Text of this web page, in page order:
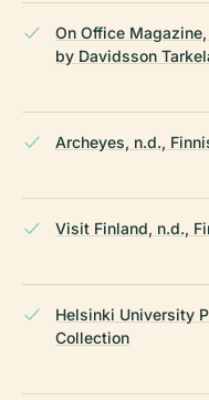
On Office
by Davidsson
Archeyes, n.d.,
Visit Finland, n.d.,
Helsinki University
Collection